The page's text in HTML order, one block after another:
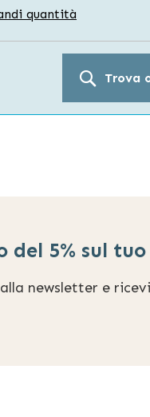
quantità
Trova
del 5% sul
newsletter e